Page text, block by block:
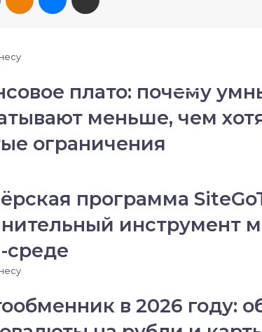
плато: почему
меньше, чем
ограничения
программа
инструмент
среде
в 2026 году: